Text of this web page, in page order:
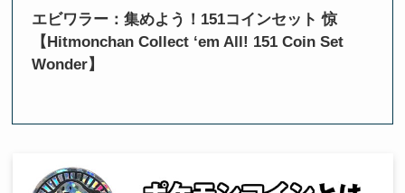
エビワラー：集めよう！151コインセット 惊
【Hitmonchan Collect ‘em All! 151 Coin Set
Wonder】